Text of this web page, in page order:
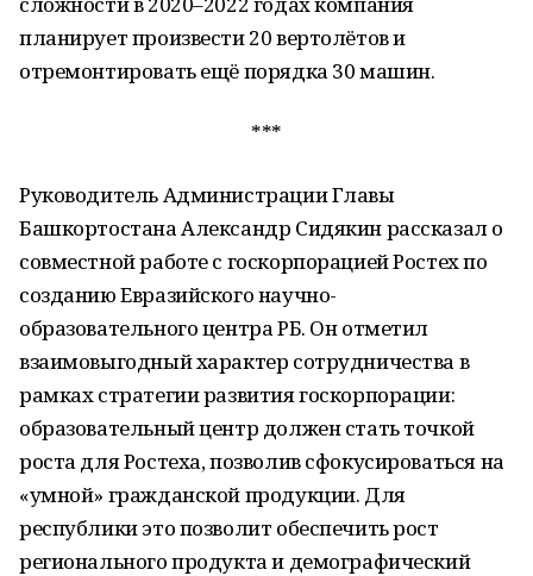
планирует произвести 20 вертолётов и
отремонтировать ещё порядка 30 машин.
***
Руководитель Администрации Главы
Башкортостана Александр Сидякин рассказал о
совместной работе с госкорпорацией Ростех по
созданию Евразийского научно-
образовательного центра РБ. Он отметил
взаимовыгодный характер сотрудничества в
рамках стратегии развития госкорпорации:
образовательный центр должен стать точкой
роста для Ростеха, позволив сфокусироваться на
«умной» гражданской продукции. Для
республики это позволит обеспечить рост
регионального продукта и демографический